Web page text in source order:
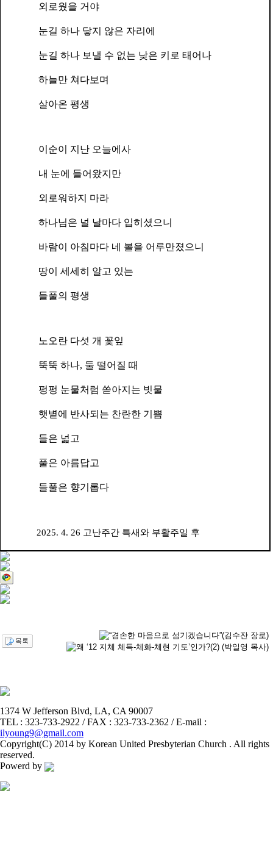
외로웠을 거야
눈길 하나 닿지 않은 자리에
눈길 하나 보낼 수 없는 낮은 키로 태어나
하늘만 쳐다보며
살아온 평생
이순이 지난 오늘에사
내 눈에 들어왔지만
외로워하지 마라
하나님은 널 날마다 입히셨으니
바람이 아침마다 네 볼을 어루만졌으니
땅이 세세히 알고 있는
들풀의 평생
노오란 다섯 개 꽃잎
뚝뚝 하나, 둘 떨어질 때
펑펑 눈물처럼 쏟아지는 빗물
햇볕에 반사되는 찬란한 기쁨
들은 넓고
풀은 아름답고
들풀은 향기롭다
2025. 4. 26 고난주간 특새와 부활주일 후
1374 W Jefferson Blvd, LA, CA 90007
TEL : 323-733-2922 / FAX : 323-733-2362 / E-mail :
ilyoung9@gmail.com
Copyright(C) 2014 by Korean United Presbyterian Church . All rights
reserved.
Powerd by